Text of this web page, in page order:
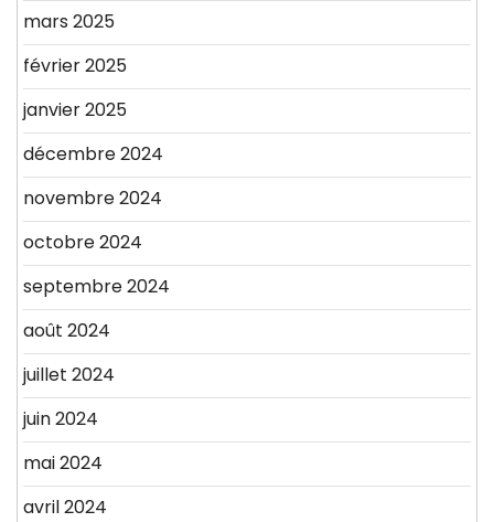
mars 2025
février 2025
janvier 2025
décembre 2024
novembre 2024
octobre 2024
septembre 2024
août 2024
juillet 2024
juin 2024
mai 2024
avril 2024